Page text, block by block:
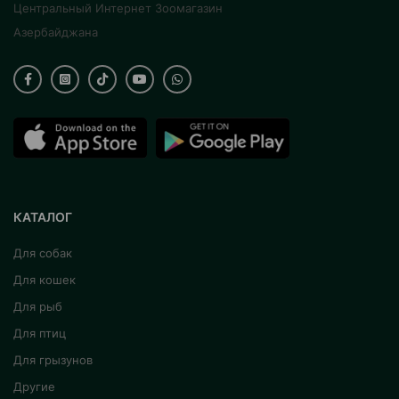
Центральный Интернет Зоомагазин
Азербайджана
КАТАЛОГ
Для собак
Для кошек
Для рыб
Для птиц
Для грызунов
Другие